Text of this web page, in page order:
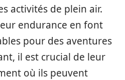
activités de plein air.
endurance en font
pour des aventures
il est crucial de leur
où ils peuvent